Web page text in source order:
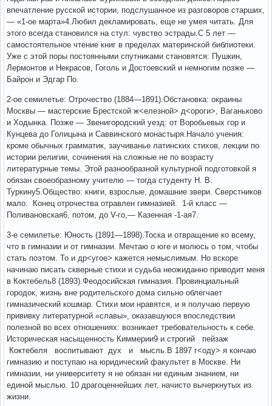
впечатление русской истории, подслушанное из разговоров старших,
— «1-ое марта»4.Любил декламировать, еще не умея читать. Для
этого всегда становился на стул: чувство эстрады.С 5 лет —
самостоятельное чтение книг в пределах материнской библиотеки.
Уже с этой поры постоянными спутниками становятся: Пушкин,
Лермонтов и Некрасов, Гоголь и Достоевский и немногим позже —
Байрон и Эдгар По.
2-ое семилетье: Отрочество (1884—1891).Обстановка: окраины
Москвы — мастерские Брестской ж<елезной> д<ороги>, Ваганьково
и Ходынка. Позже — Звенигородский уезд: от Воробьевых гор и
Кунцева до Голицына и Саввинского монастыря.Начало учения:
кроме обычных грамматик, заучиванье латинских стихов, лекции по
истории религии, сочинения на сложные не по возрасту
литературные темы. Этой разнообразной культурной подготовкой я
обязан своеобразному учителю — тогда студенту Н. В.
Туркину5.Общество: книги, взрослые, домашние звери. Сверстников
мало. Конец отрочества отравлен гимназией. 1-й класс —
Поливановская6, потом, до V-гo,— Казенная -1-ая7.
3-е семилетье: Юность (1891—1898).Тоска и отвращение ко всему,
что в гимназии и от гимназии. Мечтаю о юге и молюсь о том, чтобы
стать поэтом. То и др<угое> кажется немыслимым. Но вскоре
начинаю писать скверные стихи и судьба неожиданно приводит меня
в Коктебель8 (1893).Феодосийская гимназия. Провинциальный
городок, жизнь вне родительского дома сильно облегчает
гимназический кошмар. Стихи мои нравятся, и я получаю первую
прививку литературной «славы», оказавшуюся впоследствии
полезной во всех отношениях: возникает требовательность к себе.
Историческая насыщенность Киммерии9 и строгий пейзаж
Коктебеля воспитывают дух и мысль.В 1897 г<оду> я кончаю
гимназию и поступаю на юридический факультет в Москве. Ни
гимназии, ни универси­тету я не обязан ни единым знанием, ни
единой мыслью. 10 драгоценнейших лет, начисто вычеркнутых из
жизни.